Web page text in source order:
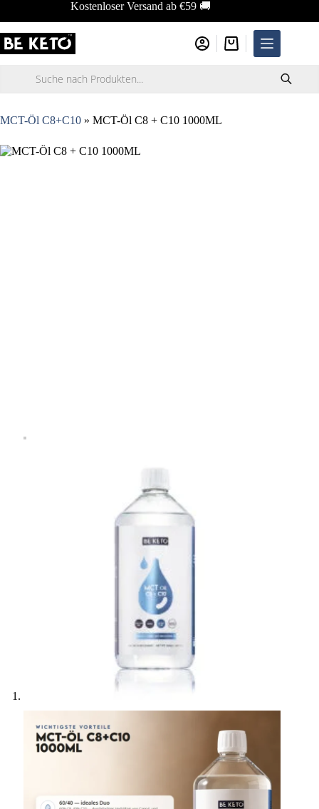
springen
Kostenloser Versand ab €59 🚚
Warenkorb
MCT-Öl C8+C10 » MCT-Öl C8 + C10 1000ML